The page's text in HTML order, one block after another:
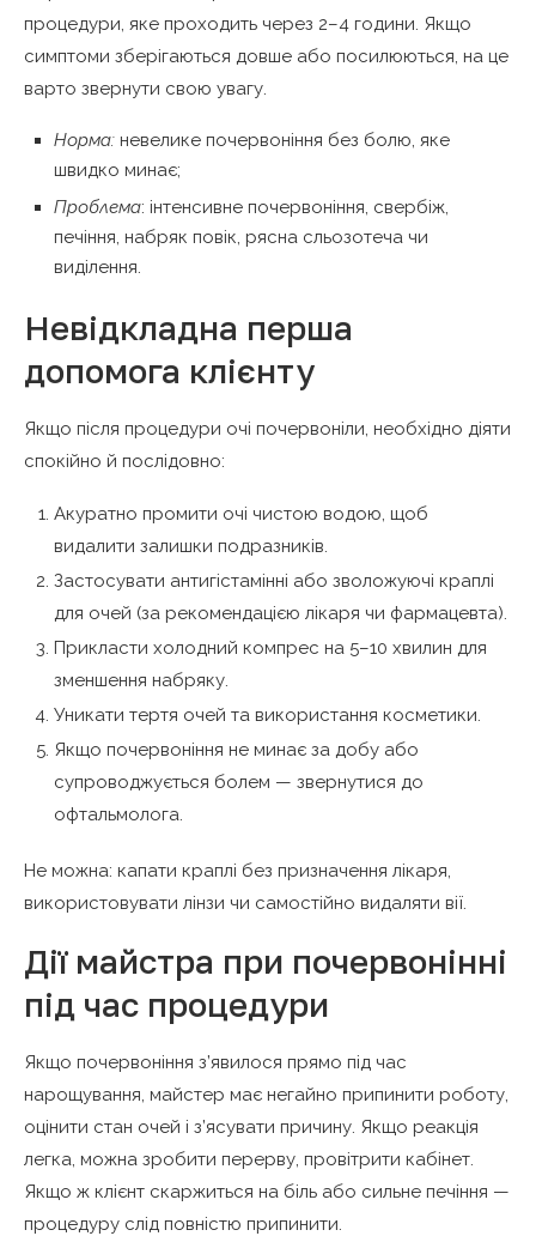
процедури, яке проходить через 2–4 години. Якщо
симптоми зберігаються довше або посилюються, на це
варто звернути свою увагу.
Норма: невелике почервоніння без болю, яке
швидко минає;
Проблема: інтенсивне почервоніння, свербіж,
печіння, набряк повік, рясна сльозотеча чи
виділення.
Невідкладна перша
допомога клієнту
Якщо після процедури очі почервоніли, необхідно діяти
спокійно й послідовно:
Акуратно промити очі чистою водою, щоб
видалити залишки подразників.
Застосувати антигістамінні або зволожуючі краплі
для очей (за рекомендацією лікаря чи фармацевта).
Прикласти холодний компрес на 5–10 хвилин для
зменшення набряку.
Уникати тертя очей та використання косметики.
Якщо почервоніння не минає за добу або
супроводжується болем — звернутися до
офтальмолога.
Не можна: капати краплі без призначення лікаря,
використовувати лінзи чи самостійно видаляти вії.
Дії майстра при почервонінні
під час процедури
Якщо почервоніння з’явилося прямо під час
нарощування, майстер має негайно припинити роботу,
оцінити стан очей і з’ясувати причину. Якщо реакція
легка, можна зробити перерву, провітрити кабінет.
Якщо ж клієнт скаржиться на біль або сильне печіння —
процедуру слід повністю припинити.